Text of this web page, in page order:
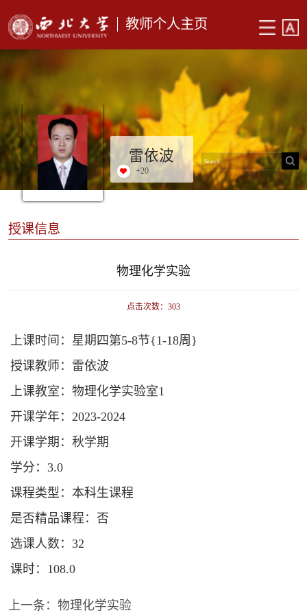
教师个人主页
雷依波
+20
授课信息
物理化学实验
点击次数： 303
上课时间：星期四第5-8节{1-18周}
授课教师：雷依波
上课教室：物理化学实验室1
开课学年：2023-2024
开课学期：秋学期
学分：3.0
课程类型：本科生课程
是否精品课程：否
选课人数：32
课时：108.0
上一条： 物理化学实验